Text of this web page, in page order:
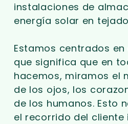
instalaciones de
energía solar en
Estamos centrados
que significa que en
hacemos, miramos el
de los ojos, los
de los humanos. Esto
el recorrido del